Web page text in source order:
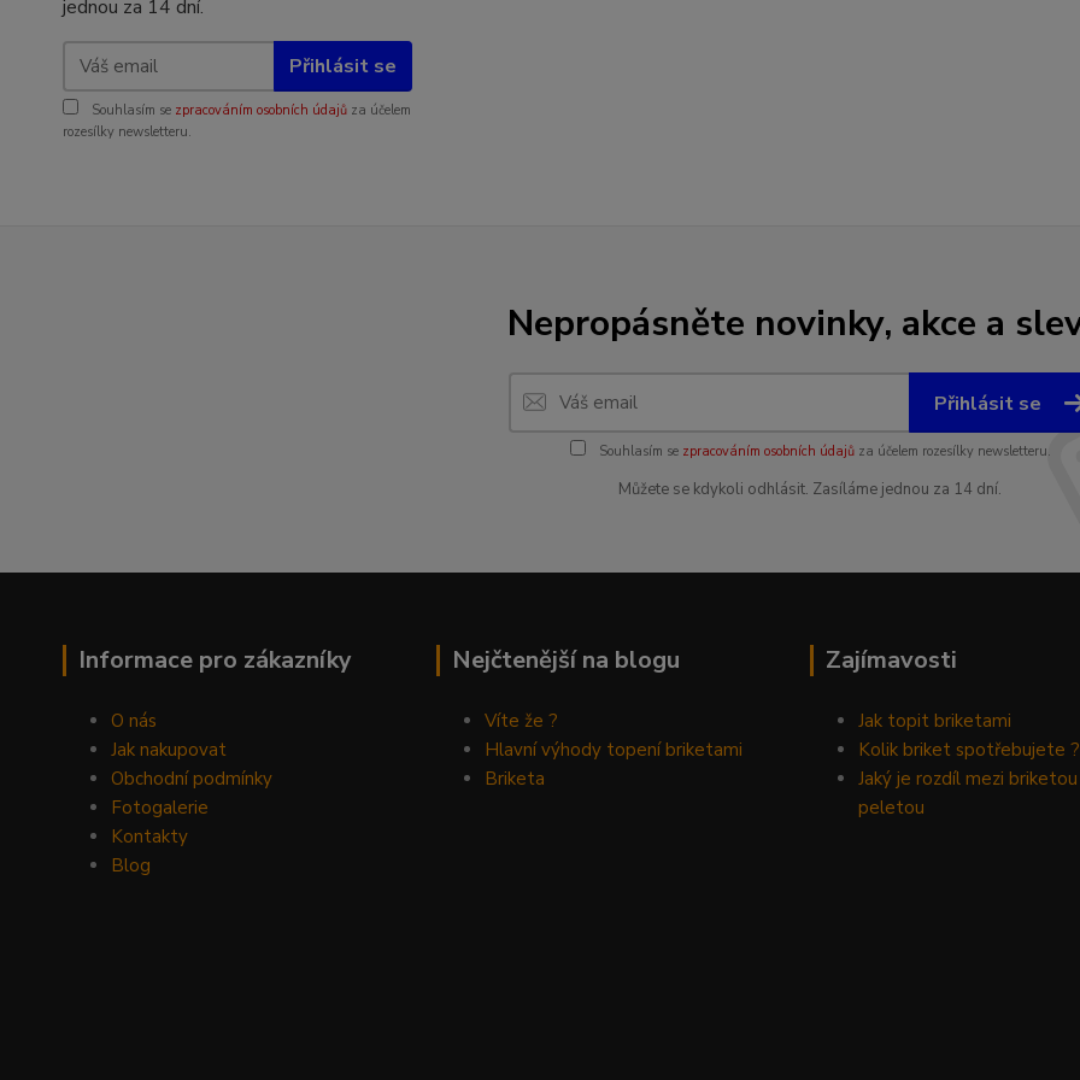
jednou za 14 dní.
Přihlásit se
Souhlasím se zpracováním osobních údajů za účelem
rozesílky newsletteru.
Nepropásněte novinky, akce a
Přihlásit se
Souhlasím se zpracováním osobních údajůza účelem rozesílky newsletteru.
Můžete se kdykoli odhlásit. Zasíláme jednou za 14 dní.
Informace pro zákazníky
O nás
Jak nakupovat
Obchodní podmínky
Fotogalerie
Kontakty
Blog
Nejčtenější na blogu
Víte že ?
Hlavní výhody topení briketami
Briketa
Zajímavosti
Jak topit briketami
Kolik briket spotřebujete ?
Jaký je rozdíl mezi
peletou